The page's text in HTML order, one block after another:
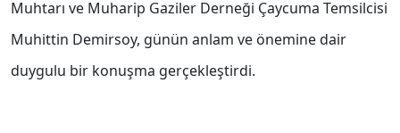
Muhtarı ve Muharip Gaziler Derneği Çaycuma Temsilcisi
Muhittin Demirsoy, günün anlam ve önemine dair
duygulu bir konuşma gerçekleştirdi.